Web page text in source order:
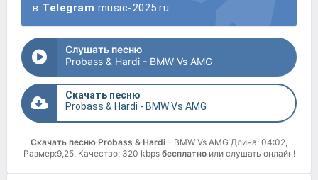
в Telegram music-2025.ru
Слушать песню
Probass & Hardi - BMW Vs AMG
Скачать песню
Probass & Hardi - BMW Vs AMG
Скачать песню Probass & Hardi - BMW Vs AMG Длина: 04:02,
Размер:9,25, Качество: 320 kbps бесплатноили слушать онлайн!